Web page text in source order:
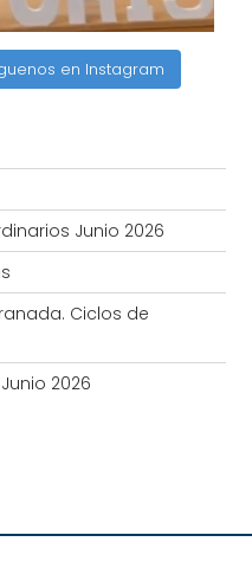
en Instagram
Junio 2026
Ciclos de
2026